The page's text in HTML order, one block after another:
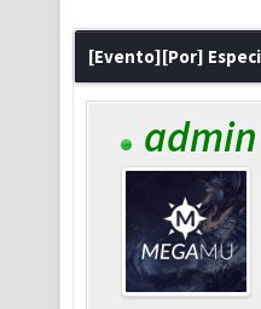
[Evento][Por]
admin